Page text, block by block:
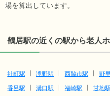
場を算出しています。
鶴居駅の近くの駅から老人
社町駅 滝野駅 西脇市駅 野
香呂駅
溝口駅 福崎駅 甘地駅